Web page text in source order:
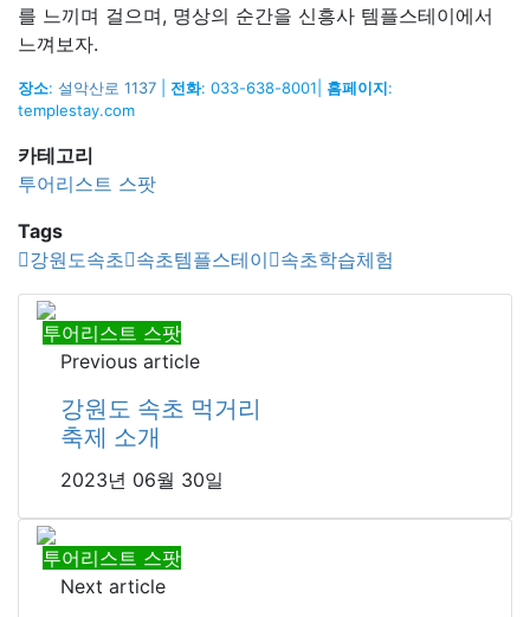
를 느끼며 걸으며, 명상의 순간을 신흥사 템플스테이에서
느껴보자.
장소: 설악산로 1137 전화: 033-638-8001| 홈페이지:
templestay.com
카테고리
투어리스트 스팟
Tags
강원도속초 속초템플스테이 속초학습체험
투어리스트 스팟
Previous article
강원도 속초 먹거리
축제 소개
2023년 06월 30일
투어리스트 스팟
Next article